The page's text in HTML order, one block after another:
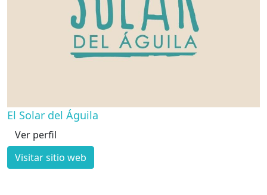
El Solar del Águila
Ver perfil
Visitar sitio web